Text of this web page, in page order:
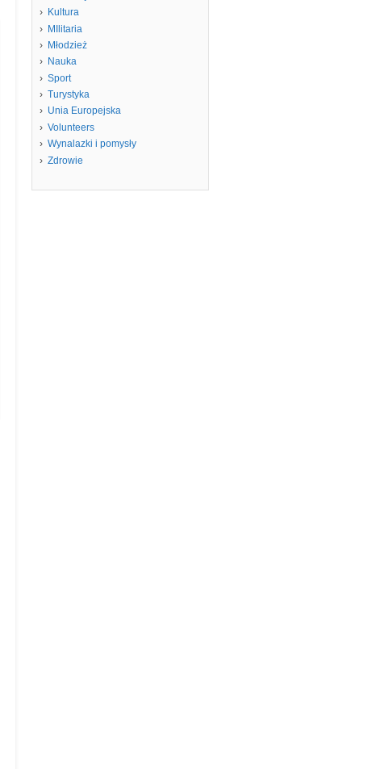
Kultura
MIlitaria
Młodzież
Nauka
Sport
Turystyka
Unia Europejska
Volunteers
Wynalazki i pomysły
Zdrowie